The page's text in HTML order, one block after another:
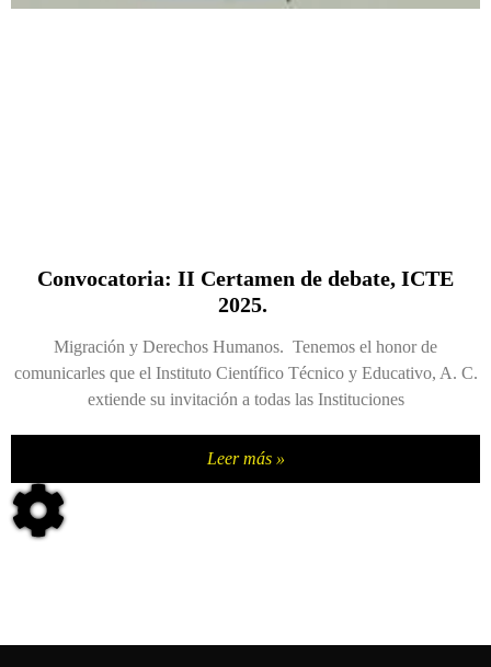
Convocatoria: II Certamen de debate, ICTE
2025.
Migración y Derechos Humanos. Tenemos el honor de
comunicarles que el Instituto Científico Técnico y Educativo, A. C.
extiende su invitación a todas las Instituciones
Leer más »